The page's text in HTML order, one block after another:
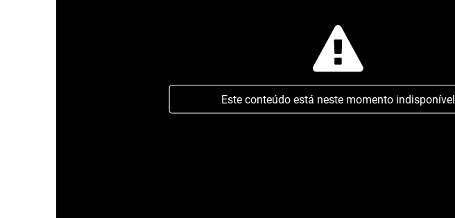
Este conteúdo está neste momento indisponível